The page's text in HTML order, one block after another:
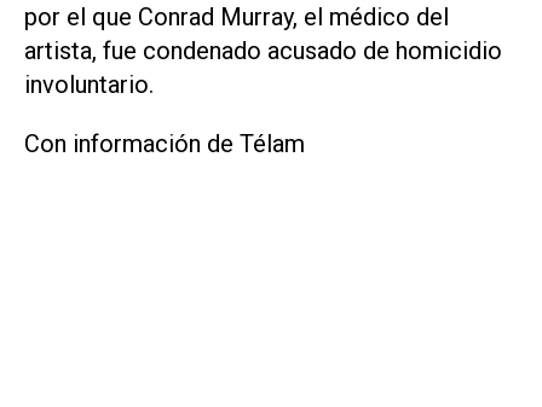
por el que Conrad Murray, el médico del
artista, fue condenado acusado de homicidio
involuntario.
Con información de Télam